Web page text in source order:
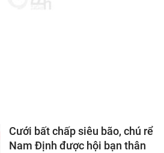
Cưới bất chấp siêu bão, chú rể
Nam Định được hội bạn thân